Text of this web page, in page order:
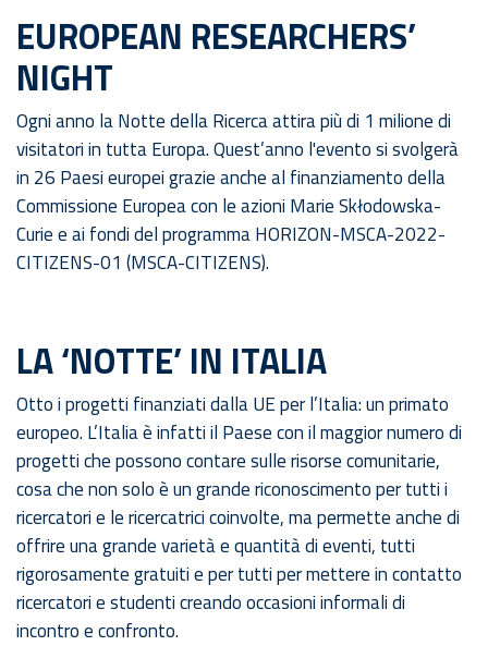
EUROPEAN RESEARCHERS’
NIGHT
Ogni anno la Notte della Ricerca attira più di 1 milione di
visitatori in tutta Europa. Quest’anno l'evento si svolgerà
in 26 Paesi europei grazie anche al finanziamento della
Commissione Europea con le azioni Marie Skłodowska-
Curie e ai fondi del programma HORIZON-MSCA-2022-
CITIZENS-01 (MSCA-CITIZENS).
LA ‘NOTTE’ IN ITALIA
Otto i progetti finanziati dalla UE per l’Italia: un primato
europeo. L’Italia è infatti il Paese con il maggior numero di
progetti che possono contare sulle risorse comunitarie,
cosa che non solo è un grande riconoscimento per tutti i
ricercatori e le ricercatrici coinvolte, ma permette anche di
offrire una grande varietà e quantità di eventi, tutti
rigorosamente gratuiti e per tutti per mettere in contatto
ricercatori e studenti creando occasioni informali di
incontro e confronto.